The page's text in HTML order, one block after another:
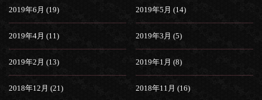
2019年6月 (19) 2019年5月 (14)
2019年4月 (11) 2019年3月 (5)
2019年2月 (13) 2019年1月 (8)
2018年12月 (21) 2018年11月 (16)